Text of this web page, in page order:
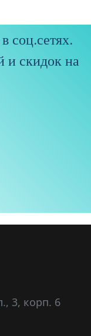
соц.сетях.
и скидок на
3, корп. 6